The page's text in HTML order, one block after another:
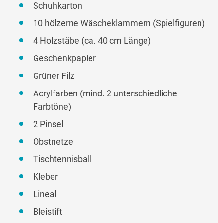
Schuhkarton
10 hölzerne Wäscheklammern (Spielfiguren)
4 Holzstäbe (ca. 40 cm Länge)
Geschenkpapier
Grüner Filz
Acrylfarben (mind. 2 unterschiedliche
Farbtöne)
2 Pinsel
Obstnetze
Tischtennisball
Kleber
Lineal
Bleistift